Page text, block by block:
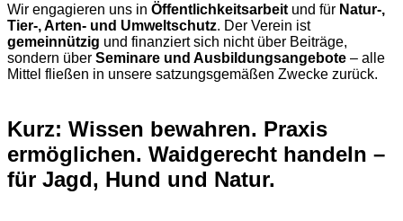
Wir engagieren uns in Öffentlichkeitsarbeit und für Natur-,
Tier-, Arten- und Umweltschutz. Der Verein ist
gemeinnützig und finanziert sich nicht über Beiträge,
sondern über Seminare und Ausbildungsangebote – alle
Mittel fließen in unsere satzungsgemäßen Zwecke zurück.
Kurz: Wissen bewahren. Praxis
ermöglichen. Waidgerecht handeln –
für Jagd, Hund und Natur.